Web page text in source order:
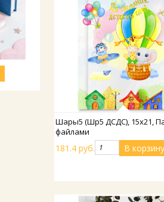
Подробнее
Шары5 (Шр5 ДСДС), 15х21,
файлами
181.4 руб.